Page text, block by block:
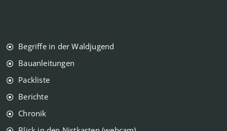
Begriffe in der Waldjugend
Bauanleitungen
Packliste
Berichte
Chronik